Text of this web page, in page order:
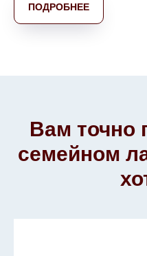
ПОДРОБНЕЕ
Вам точно
семейном